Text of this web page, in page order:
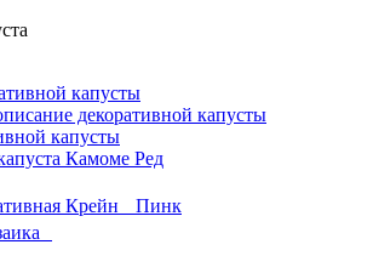
капусты
декоративной капусты
капусты
Камоме Ред
Крейн Пинк